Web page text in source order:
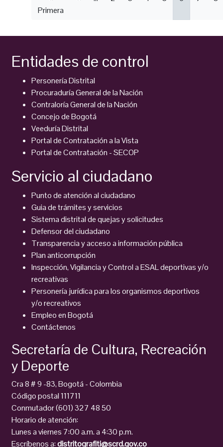
página
Primera
Entidades de control
Personería Distrital
Procuraduría General de la Nación
Contraloría General de la Nación
Concejo de Bogotá
Veeduría Distrital
Portal de Contratación a la Vista
Portal de Contratación - SECOP
Servicio al ciudadano
Punto de atención al ciudadano
Guia de trámites y servicios
Sistema distrital de quejas y solicitudes
Defensor del ciudadano
Transparencia y acceso a información pública
Plan anticorrupción
Inspección, Vigilancia y Control a ESAL deportivas y/o
recreativas
Personería jurídica para los organismos deportivos
y/o recreativos
Empleo en Bogotá
Contáctenos
Secretaría de Cultura, Recreación
y Deporte
Cra 8 # 9 -83, Bogotá - Colombia
Código postal 111711
Conmutador (601) 327 48 50
Horario de atención:
Lunes a viernes 7:00 a.m. a 4:30 p.m.
Escríbenos a:distritografiti@scrd.gov.co